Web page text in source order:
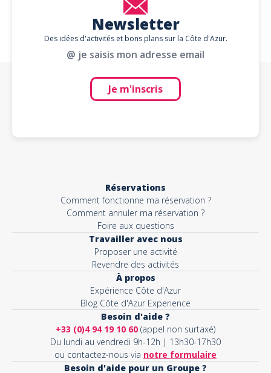
Newsletter
Des idées d'activités et bons plans sur la Côte d'Azur.
@ je saisis mon adresse email
Je m'inscris
Réservations
Comment fonctionne ma réservation ?
Comment annuler ma réservation ?
Foire aux questions
Travailler avec nous
Proposer une activité
Revendre des activités
À propos
Expérience Côte d'Azur
Blog Côte d'Azur Experience
Besoin d'aide ?
+33 (0)4 94 19 10 60 (appel non surtaxé)
Du lundi au vendredi 9h-12h | 13h30-17h30
ou contactez-nous via notre formulaire
Besoin d'aide pour un Groupe ?